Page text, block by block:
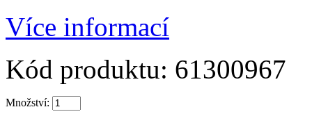
Více informací
Kód produktu: 61300967
Množství: